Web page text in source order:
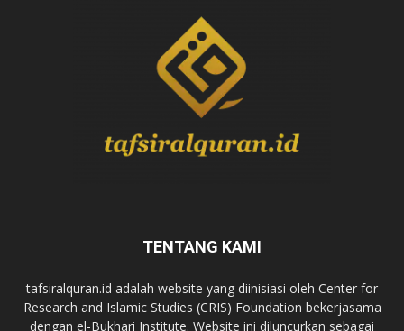
TENTANG KAMI
tafsiralquran.id adalah website yang diinisiasi oleh Center for
Research and Islamic Studies (CRIS) Foundation bekerjasama
dengan el-Bukhari Institute. Website ini diluncurkan sebagai